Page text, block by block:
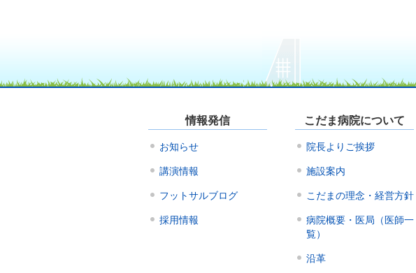
情報発信
お知らせ
講演情報
フットサルブログ
採用情報
こだま病院について
院長よりご挨拶
施設案内
こだまの理念・経営方針
病院概要・医局（医師一
覧）
沿革